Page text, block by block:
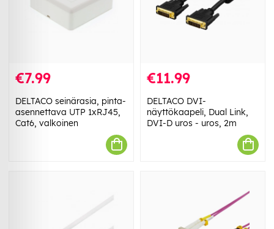
€7.99
DELTACO seinärasia, pinta-
asennettava UTP 1xRJ45,
Cat6, valkoinen
€11.99
DELTACO DVI-
näyttökaapeli, Dual Link,
DVI-D uros - uros, 2m